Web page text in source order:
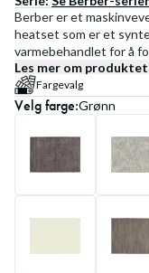
Berber er et
heatset som er et
varmebehandlet for å
Les mer om produktet
Fargevalg
Velgfarge:Grønn